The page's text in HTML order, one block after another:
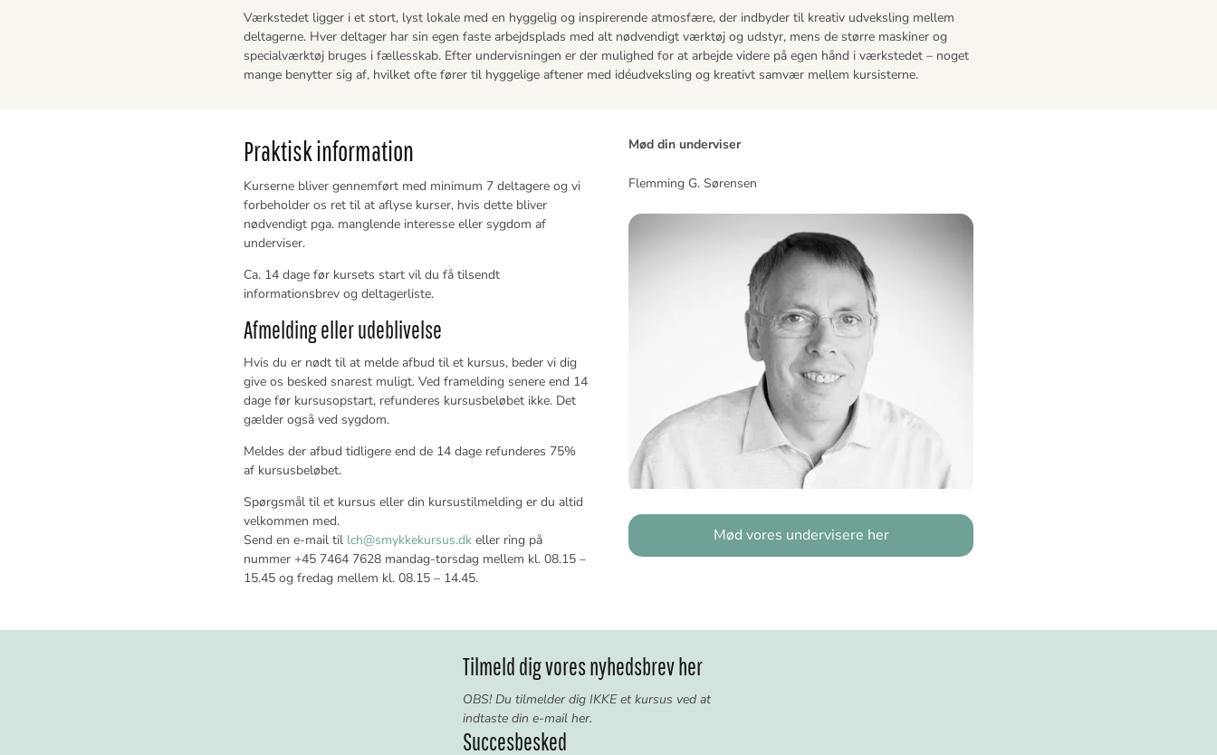
Værkstedet ligger i et stort, lyst lokale med en hyggelig og inspirerende atmosfære, der indbyder til kreativ udveksling mellem
deltagerne. Hver deltager har sin egen faste arbejdsplads med alt nødvendigt værktøj og udstyr, mens de større maskiner og
specialværktøj bruges i fællesskab. Efter undervisningen er der mulighed for at arbejde videre på egen hånd i værkstedet – noget
mange benytter sig af, hvilket ofte fører til hyggelige aftener med idéudveksling og kreativt samvær mellem kursisterne.
Praktisk information
Kurserne bliver gennemført med minimum 7 deltagere og vi
forbeholder os ret til at aflyse kurser, hvis dette bliver
nødvendigt pga. manglende interesse eller sygdom af
underviser.
Ca. 14 dage før kursets start vil du få tilsendt
informationsbrev og deltagerliste.
Afmelding eller udeblivelse
Hvis du er nødt til at melde afbud til et kursus, beder vi dig
give os besked snarest muligt. Ved framelding senere end 14
dage før kursusopstart, refunderes kursusbeløbet ikke. Det
gælder også ved sygdom.
Meldes der afbud tidligere end de 14 dage refunderes 75%
af kursusbeløbet.
Spørgsmål til et kursus eller din kursustilmelding er du altid
velkommen med.
Send en e-mail til lch@smykkekursus.dkeller ring på
nummer +45 7464 7628 mandag-torsdag mellem kl. 08.15 –
15.45 og fredag mellem kl. 08.15 – 14.45.
Mød din underviser
Flemming G. Sørensen
Mød vores undervisere her
Tilmeld dig vores nyhedsbrev her
OBS! Du tilmelder dig IKKE et kursus ved at
indtaste din e-mail her.
Succesbesked